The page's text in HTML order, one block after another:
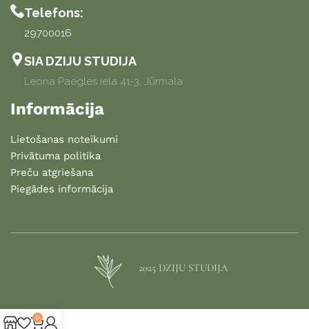
Telefons:
29700016
SIA DZIJU STUDIJA
Leona Paegles iela 41-3, Jūrmala
Informācija
Lietošanas noteikumi
Privātuma politika
Preču atgriešana
Piegādes informācija
2025 DZIJU STUDIJA
0